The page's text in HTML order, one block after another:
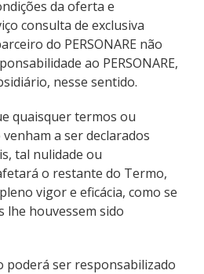
da oferta e
consulta de exclusiva
do PERSONARE não
ao PERSONARE,
nesse sentido.
quaisquer termos ou
a ser declarados
tal nulidade ou
o restante do Termo,
vigor e eficácia, como se
lhe houvessem sido
poderá ser responsabilizado